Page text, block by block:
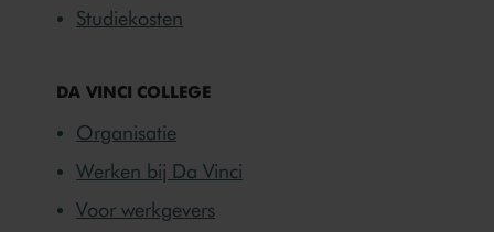
Studiekosten
DA VINCI COLLEGE
Organisatie
Werken bij Da Vinci
Voor werkgevers